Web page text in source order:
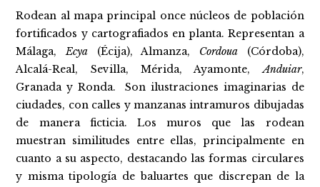
Rodean al mapa principal once núcleos de población
fortificados y cartografiados en planta. Representan a
Málaga,Ecya (Écija), Almanza, Cordoua(Córdoba),
Alcalá-Real, Sevilla, Mérida, Ayamonte,Anduiar,
Granada y Ronda. Son ilustraciones imaginarias de
ciudades, con calles y manzanas intramuros dibujadas
de manera ficticia. Los muros que las rodean
muestran similitudes entre ellas, principalmente en
cuanto a su aspecto, destacando las formas circulares
y misma tipología de baluartes que discrepan de la